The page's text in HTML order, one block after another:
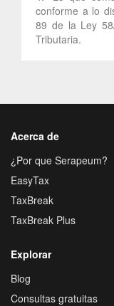
conforme a lo
89 de la Ley
Tributaria.
Acerca de
¿Por que Serapeum?
EasyTax
TaxBreak
TaxBreak Plus
Explorar
Blog
Consultas gratuitas